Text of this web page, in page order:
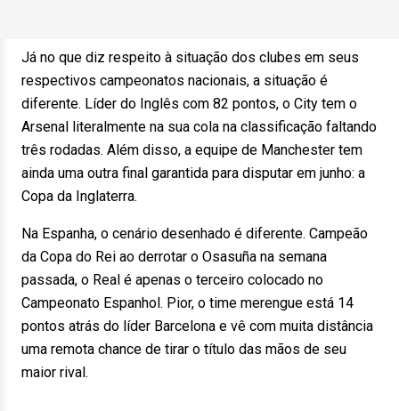
Já no que diz respeito à situação dos clubes em seus
respectivos campeonatos nacionais, a situação é
diferente. Líder do Inglês com 82 pontos, o City tem o
Arsenal literalmente na sua cola na classificação faltando
três rodadas. Além disso, a equipe de Manchester tem
ainda uma outra final garantida para disputar em junho: a
Copa da Inglaterra.
Na Espanha, o cenário desenhado é diferente. Campeão
da Copa do Rei ao derrotar o Osasuña na semana
passada, o Real é apenas o terceiro colocado no
Campeonato Espanhol. Pior, o time merengue está 14
pontos atrás do líder Barcelona e vê com muita distância
uma remota chance de tirar o título das mãos de seu
maior rival.